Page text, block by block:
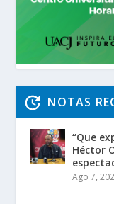
NOTAS
“Que
Héctor
Ago 7,